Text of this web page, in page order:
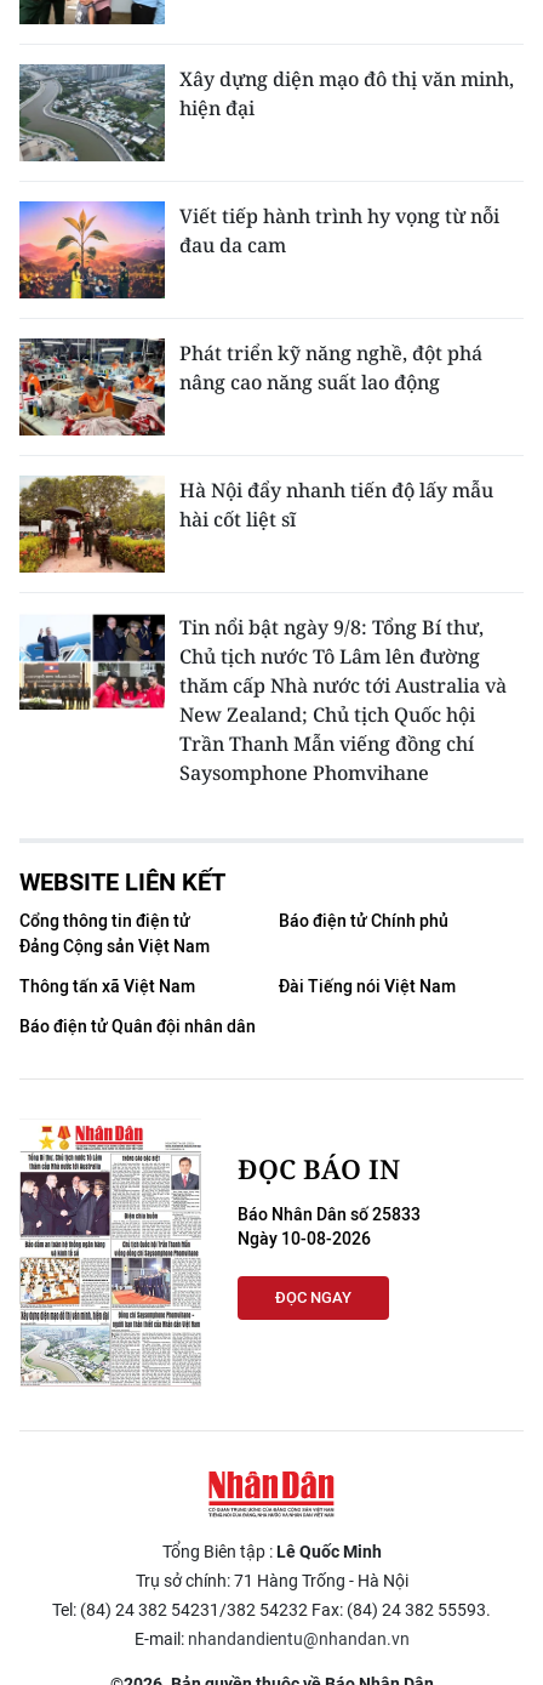
Xây dựng diện mạo đô thị văn minh,
hiện đại
Viết tiếp hành trình hy vọng từ nỗi
đau da cam
Phát triển kỹ năng nghề, đột phá
nâng cao năng suất lao động
Hà Nội đẩy nhanh tiến độ lấy mẫu
hài cốt liệt sĩ
Tin nổi bật ngày 9/8: Tổng Bí thư,
Chủ tịch nước Tô Lâm lên đường
thăm cấp Nhà nước tới Australia và
New Zealand; Chủ tịch Quốc hội
Trần Thanh Mẫn viếng đồng chí
Saysomphone Phomvihane
WEBSITE LIÊN KẾT
Cổng thông tin điện tử
Đảng Cộng sản Việt Nam
Báo điện tử Chính phủ
Thông tấn xã Việt Nam
Đài Tiếng nói Việt Nam
Báo điện tử Quân đội nhân dân
ĐỌC BÁO IN
Báo Nhân Dân số 25833
Ngày 10-08-2026
ĐỌC NGAY
Tổng Biên tập :Lê Quốc Minh
Trụ sở chính: 71 Hàng Trống - Hà Nội
Tel: (84) 24 382 54231/382 54232 Fax: (84) 24 382 55593.
E-mail: nhandandientu@nhandan.vn